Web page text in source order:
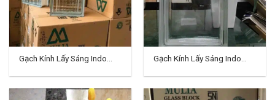
Gạch Kính Lấy Sáng Indo
Gạch Kính Lấy Sáng Indo